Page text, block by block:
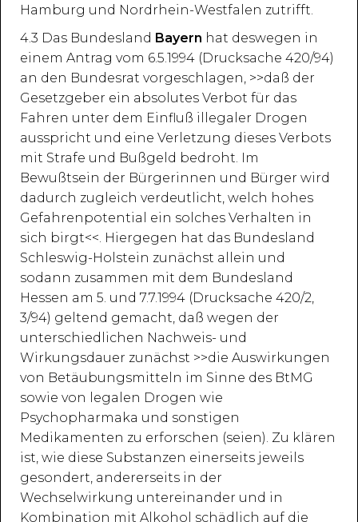
Hamburg und Nordrhein-Westfalen zutrifft.
4.3 Das Bundesland Bayern hat deswegen in
einem Antrag vom 6.5.1994 (Drucksache 420/94)
an den Bundesrat vorgeschlagen, >>daß der
Gesetzgeber ein absolutes Verbot für das
Fahren unter dem Einfluß illegaler Drogen
ausspricht und eine Verletzung dieses Verbots
mit Strafe und Bußgeld bedroht. Im
Bewußtsein der Bürgerinnen und Bürger wird
dadurch zugleich verdeutlicht, welch hohes
Gefahrenpotential ein solches Verhalten in
sich birgt<<. Hiergegen hat das Bundesland
Schleswig-Holstein zunächst allein und
sodann zusammen mit dem Bundesland
Hessen am 5. und 7.7.1994 (Drucksache 420/2,
3/94) geltend gemacht, daß wegen der
unterschiedlichen Nachweis- und
Wirkungsdauer zunächst >>die Auswirkungen
von Betäubungsmitteln im Sinne des BtMG
sowie von legalen Drogen wie
Psychopharmaka und sonstigen
Medikamenten zu erforschen (seien). Zu klären
ist, wie diese Substanzen einerseits jeweils
gesondert, andererseits in der
Wechselwirkung untereinander und in
Kombination mit Alkohol schädlich auf die